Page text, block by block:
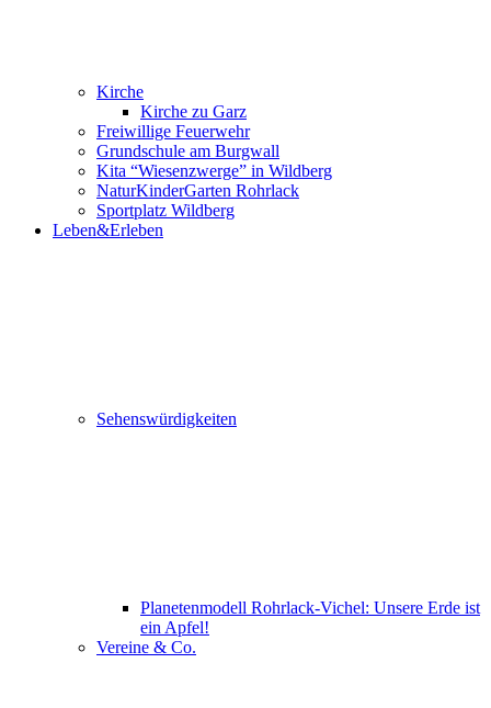
Kirche
Kirche zu Garz
Freiwillige Feuerwehr
Grundschule am Burgwall
Kita “Wiesenzwerge” in Wildberg
NaturKinderGarten Rohrlack
Sportplatz Wildberg
Leben&Erleben
Sehenswürdigkeiten
Planetenmodell Rohrlack-Vichel: Unsere Erde ist
ein Apfel!
Vereine & Co.